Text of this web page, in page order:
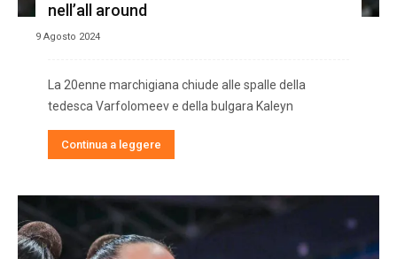
nell’all around
9 Agosto 2024
La 20enne marchigiana chiude alle spalle della
tedesca Varfolomeev e della bulgara Kaleyn
Continua a leggere